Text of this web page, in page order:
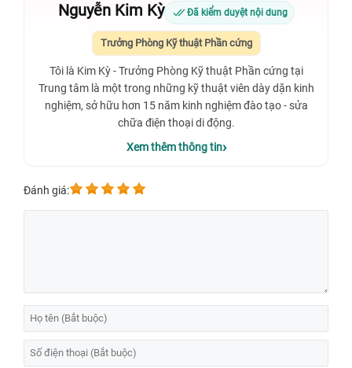
Nguyễn Kim Kỳ Đã kiểm duyệt nội dung
Trưởng Phòng Kỹ thuật Phần cứng
Tôi là Kim Kỳ - Trưởng Phòng Kỹ thuật Phần cứng tại
Trung tâm là một trong những kỹ thuật viên dày dặn kinh
nghiệm, sở hữu hơn 15 năm kinh nghiệm đào tạo - sửa
chữa điện thoại di động.
Xem thêm thông tin
Đánh giá: